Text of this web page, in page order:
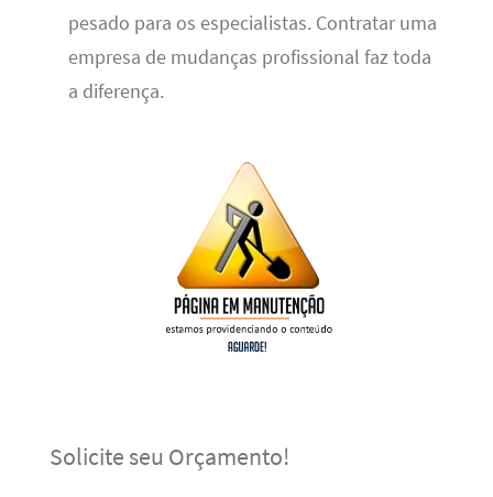
pesado para os especialistas. Contratar uma
empresa de mudanças profissional faz toda
a diferença.
Solicite seu Orçamento!